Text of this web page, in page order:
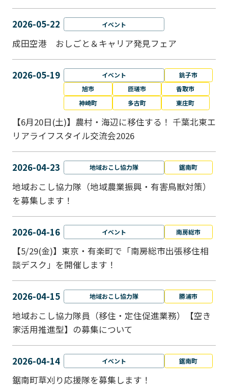
2026-05-22 イベント
成田空港 おしごと＆キャリア発見フェア
2026-05-19 イベント
銚子市
旭市
匝瑳市
香取市
神崎町
多古町 東庄町
【6月20日(土)】農村・海辺に移住する！ 千葉北東エ
リアライフスタイル交流会2026
2026-04-23 地域おこし協力隊 鋸南町
地域おこし協力隊（地域農業振興・有害鳥獣対策）
を募集します！
2026-04-16 イベント 南房総市
【5/29(金)】東京・有楽町で「南房総市出張移住相
談デスク」を開催します！
2026-04-15 地域おこし協力隊 勝浦市
地域おこし協力隊員（移住・定住促進業務）【空き
家活用推進型】の募集について
2026-04-14 イベント 鋸南町
鋸南町草刈り応援隊を募集します！